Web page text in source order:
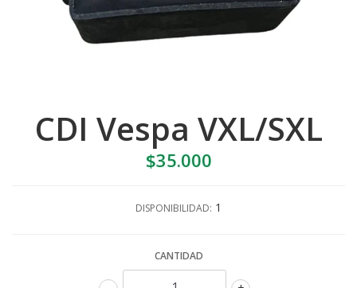
CDI Vespa VXL/SXL
$35.000
DISPONIBILIDAD: 1
CANTIDAD